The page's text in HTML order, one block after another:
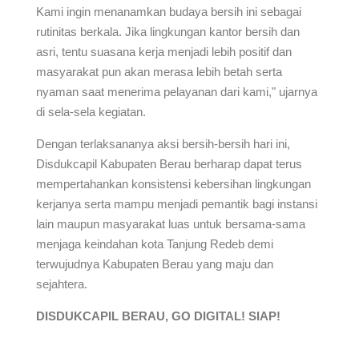
Kami ingin menanamkan budaya bersih ini sebagai
rutinitas berkala. Jika lingkungan kantor bersih dan
asri, tentu suasana kerja menjadi lebih positif dan
masyarakat pun akan merasa lebih betah serta
nyaman saat menerima pelayanan dari kami," ujarnya
di sela-sela kegiatan.
Dengan terlaksananya aksi bersih-bersih hari ini,
Disdukcapil Kabupaten Berau berharap dapat terus
mempertahankan konsistensi kebersihan lingkungan
kerjanya serta mampu menjadi pemantik bagi instansi
lain maupun masyarakat luas untuk bersama-sama
menjaga keindahan kota Tanjung Redeb demi
terwujudnya Kabupaten Berau yang maju dan
sejahtera.
DISDUKCAPIL BERAU, GO DIGITAL! SIAP!